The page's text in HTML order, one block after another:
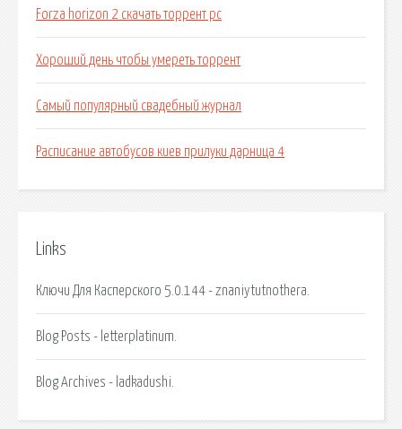
Forza horizon 2 скачать торрент pc
Хороший день чтобы умереть торрент
Самый популярный свадебный журнал
Расписание автобусов киев прилуки дарница 4
Links
Ключи Для Касперского 5.0.144 - znaniytutnothera.
Blog Posts - letterplatinum.
Blog Archives - ladkadushi.